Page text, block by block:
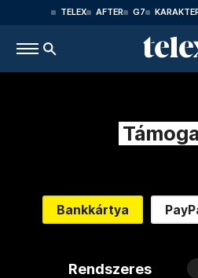
TELEX AFTER G7
Bankkártya
Rendszeres